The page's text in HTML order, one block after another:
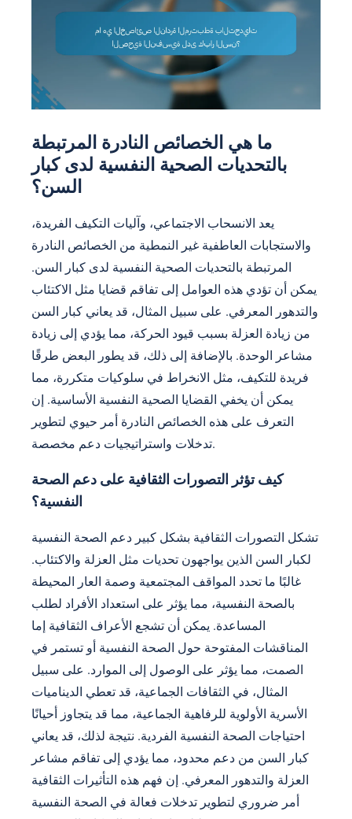
ما هي الخصائص النادرة المرتبطة
بالتحديات الصحية النفسية لدى كبار
السن؟
يعد الانسحاب الاجتماعي، وآليات التكيف الفريدة،
والاستجابات العاطفية غير النمطية من الخصائص النادرة
المرتبطة بالتحديات الصحية النفسية لدى كبار السن.
يمكن أن تؤدي هذه العوامل إلى تفاقم قضايا مثل الاكتئاب
والتدهور المعرفي. على سبيل المثال، قد يعاني كبار السن
من زيادة العزلة بسبب قيود الحركة، مما يؤدي إلى زيادة
مشاعر الوحدة. بالإضافة إلى ذلك، قد يطور البعض طرقًا
فريدة للتكيف، مثل الانخراط في سلوكيات متكررة، مما
يمكن أن يخفي القضايا الصحية النفسية الأساسية. إن
التعرف على هذه الخصائص النادرة أمر حيوي لتطوير
تدخلات واستراتيجيات دعم مخصصة.
كيف تؤثر التصورات الثقافية على دعم الصحة
النفسية؟
تشكل التصورات الثقافية بشكل كبير دعم الصحة النفسية
لكبار السن الذين يواجهون تحديات مثل العزلة والاكتئاب.
غالبًا ما تحدد المواقف المجتمعية وصمة العار المحيطة
بالصحة النفسية، مما يؤثر على استعداد الأفراد لطلب
المساعدة. يمكن أن تشجع الأعراف الثقافية إما
المناقشات المفتوحة حول الصحة النفسية أو تستمر في
الصمت، مما يؤثر على الوصول إلى الموارد. على سبيل
المثال، في الثقافات الجماعية، قد تعطي الديناميات
الأسرية الأولوية للرفاهية الجماعية، مما قد يتجاوز أحيانًا
احتياجات الصحة النفسية الفردية. نتيجة لذلك، قد يعاني
كبار السن من دعم محدود، مما يؤدي إلى تفاقم مشاعر
العزلة والتدهور المعرفي. إن فهم هذه التأثيرات الثقافية
أمر ضروري لتطوير تدخلات فعالة في الصحة النفسية